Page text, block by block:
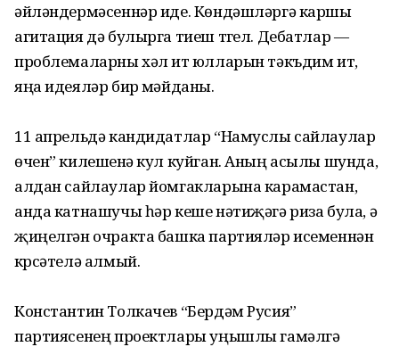
әйләндермәсеннәр иде. Көндәшләргә каршы
агитация дә булырга тиеш түгел. Дебатлар —
проблемаларны хәл итү юлларын тәкъдим итү,
яңа идеяләр бирү мәйданы.
11 апрельдә кандидатлар “Намуслы сайлаулар
өчен” килешүенә кул куйган. Аның асылы шунда,
алдан сайлаулар йомгакларына карамастан,
анда катнашучы һәр кеше нәтиҗәгә риза була, ә
җиңелгән очракта башка партияләр исеменнән
күрсәтелә алмый.
Константин Толкачев “Бердәм Русия”
партиясенең проектлары уңышлы гамәлгә